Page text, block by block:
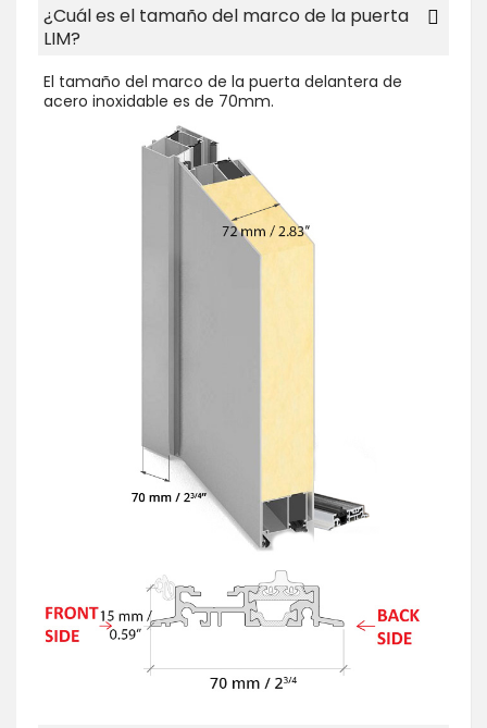
¿Cuál es el tamaño del marco de la puerta
LIM?
El tamaño del marco de la puerta delantera de
acero inoxidable es de 70mm.